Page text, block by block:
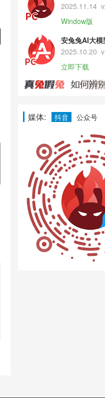
2025.11.14
Window版
安兔兔AI大模
2025.10.20
立即下载
媒体: 抖音 公众号